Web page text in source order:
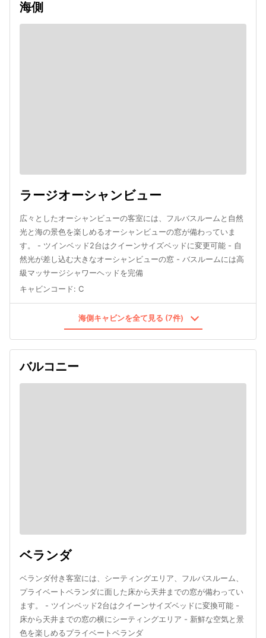
海側
ラージオーシャンビュー
広々としたオーシャンビューの客室には、フルバスルームと自然
光と海の景色を楽しめるオーシャンビューの窓が備わっていま
す。 - ツインベッド2台はクイーンサイズベッドに変更可能 - 自
然光が差し込む大きなオーシャンビューの窓 - バスルームには高
級マッサージシャワーヘッドを完備
キャビンコード: C
海側キャビンを全て見る (7件)
バルコニー
ベランダ
ベランダ付き客室には、シーティングエリア、フルバスルーム、
プライベートベランダに面した床から天井までの窓が備わってい
ます。 - ツインベッド2台はクイーンサイズベッドに変換可能 -
床から天井までの窓の横にシーティングエリア - 新鮮な空気と景
色を楽しめるプライベートベランダ